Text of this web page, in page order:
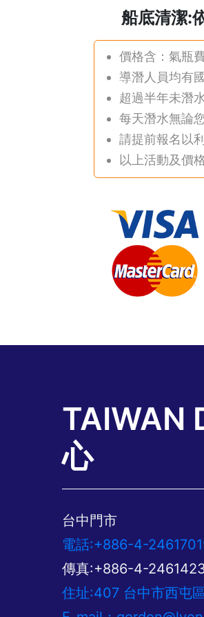
船底清潔:
價格含：氣瓶
導潛人員均有
超過半年未潛
每天潛水無論
請提前報名以
以上活動及價
TAIWAN
心
台中門市
電話:+886-4-
傳真:+886-4-
住址:407 台中市西屯